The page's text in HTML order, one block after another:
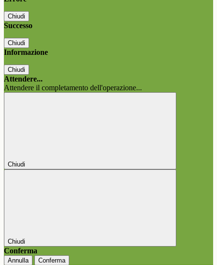
Chiudi
Successo
Chiudi
Informazione
Chiudi
Attendere...
Attendere il completamento dell'operazione...
Chiudi
Chiudi
Conferma
Annulla Conferma